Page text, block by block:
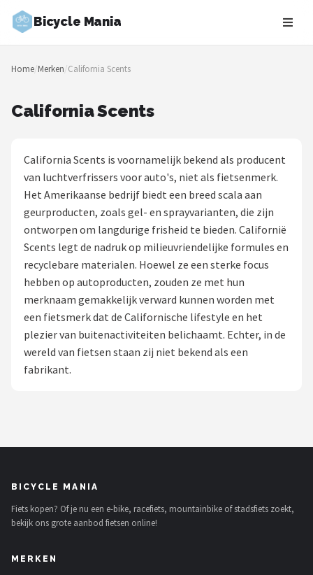
Bicycle Mania
Zoeken
NAVIGATIE
Blog
Fietsroutes
Kinderfietsen
Stadsfietsen
Elektrische fietsen
Mountainbikes
Shop
ABUS
AXA
New Looxs
Home/Merken/California Scents
California Scents
California Scents is voornamelijk bekend als producent
van luchtverfrissers voor auto's, niet als fietsenmerk.
Het Amerikaanse bedrijf biedt een breed scala aan
geurproducten, zoals gel- en sprayvarianten, die zijn
ontworpen om langdurige frisheid te bieden. Californië
Scents legt de nadruk op milieuvriendelijke formules en
recyclebare materialen. Hoewel ze een sterke focus
hebben op autoproducten, zouden ze met hun
merknaam gemakkelijk verward kunnen worden met
een fietsmerk dat de Californische lifestyle en het
plezier van buitenactiviteiten belichaamt. Echter, in de
wereld van fietsen staan zij niet bekend als een
fabrikant.
BICYCLE MANIA
Fiets kopen? Of je nu een e-bike, racefiets, mountainbike of stadsfiets zoekt,
bekijk ons grote aanbod fietsen online!
MERKEN